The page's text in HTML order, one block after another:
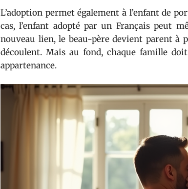
L’adoption permet également à l’enfant de
cas, l’enfant adopté par un Français peut
nouveau lien, le beau-père devient parent
découlent. Mais au fond, chaque famille
appartenance.